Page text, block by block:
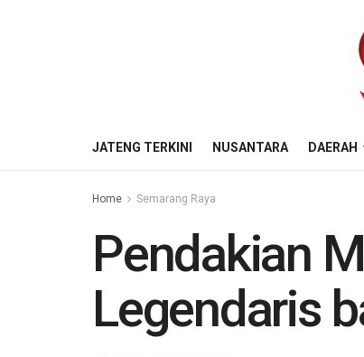
JATENG TERKINI NUSANTARA DAERAH
Home Semarang Raya
Pendakian
Legendaris